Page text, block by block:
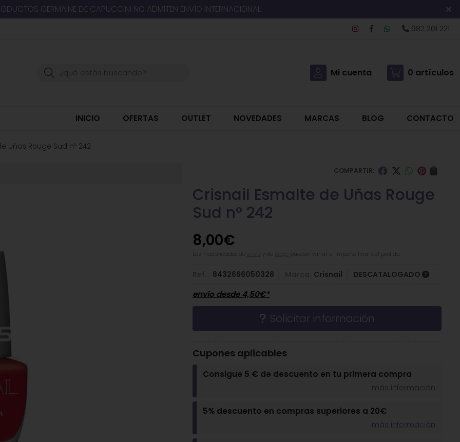
GERMAINE DE CAPUCCINI NO ADMITEN ENVÍO INTERNACIONAL
982 201 221
Buscar Mi cuenta 0 artículos
INICIO OFERTAS OUTLET NOVEDADES MARCAS BLOG CONTACTO
Uñas Rouge Sud nº 242
COMPARTIR:
Crisnail Esmalte de Uñas Rouge
Sud nº 242
8,00€
pueden variar el importe final del pedido.
8432666050328 Crisnail DESCATALOGADO
envío desde4,50€*
Solicitar información
Cupones aplicables
Consigue 5 € de descuento en tu primera compra
más información
5% descuento en compras superiores a 20€
más información